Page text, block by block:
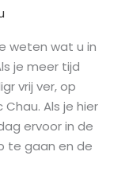
weten wat u in
je meer tijd
vrij ver, op
Als je hier
ervoor in de
te gaan en de